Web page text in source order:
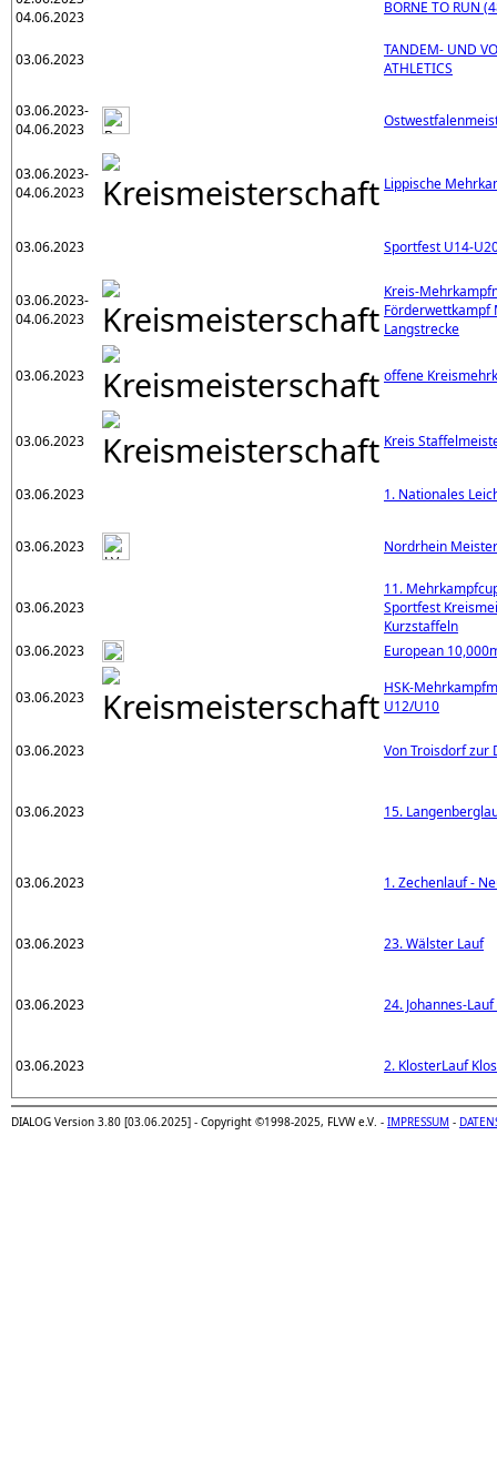
04.06.2023
BORNE TO RUN
03.06.2023
TANDEM- UND
ATHLETICS
03.06.2023-
04.06.2023
03.06.2023-
04.06.2023
Lippische
03.06.2023 Sportfest U14-
03.06.2023-
04.06.2023
Kreis-
Förderwettkampf
Langstrecke
03.06.2023 offene
03.06.2023 Kreis
03.06.2023 1. Nationales
03.06.2023 Nordrhein
03.06.2023
11.
Sportfest
Kurzstaffeln
03.06.2023
European
03.06.2023
HSK-
U12/U10
03.06.2023 Von Troisdorf zur
03.06.2023 15.
03.06.2023 1. Zechenlauf -
03.06.2023 23. Wälster Lauf
03.06.2023 24. Johannes-
03.06.2023 2. KlosterLauf
DIALOG Version 3.80 [03.06.2025] - Copyright ©1998-2025, FLVW e.V. - IMPRESSUM -